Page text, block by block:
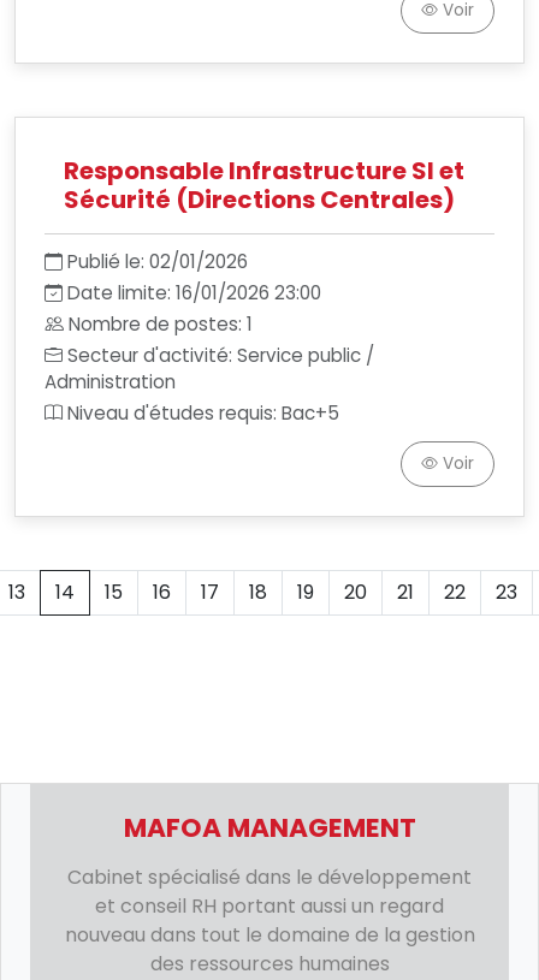
Voir
Responsable Infrastructure SI et
Sécurité (Directions Centrales)
Publié le: 02/01/2026
Date limite: 16/01/2026 23:00
Nombre de postes: 1
Secteur d'activité: Service public /
Administration
Niveau d'études requis: Bac+5
Voir
13 14 15 16 17 18 19 20 21 22 23
MAFOA MANAGEMENT
Cabinet spécialisé dans le développement
et conseil RH portant aussi un regard
nouveau dans tout le domaine de la gestion
des ressources humaines